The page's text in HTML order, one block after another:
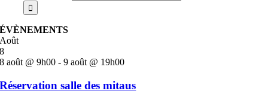
ÉVÈNEMENTS
Août
8
8 août @ 9h00 -9 août @ 19h00
Réservation salle des mitaus